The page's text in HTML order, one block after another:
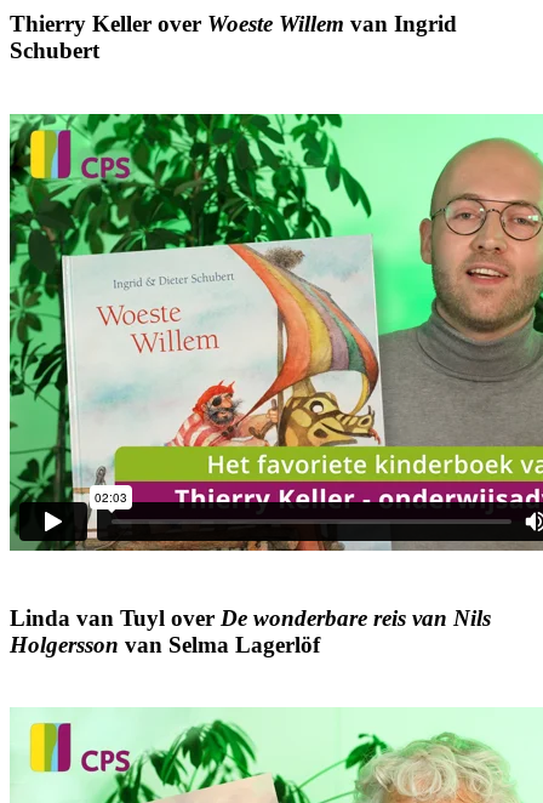
Thierry Keller over Woeste Willem van Ingrid
Schubert
Linda van Tuyl over De wonderbare reis van Nils
Holgersson van Selma Lagerlöf